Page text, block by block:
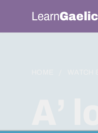
LearnGaelic